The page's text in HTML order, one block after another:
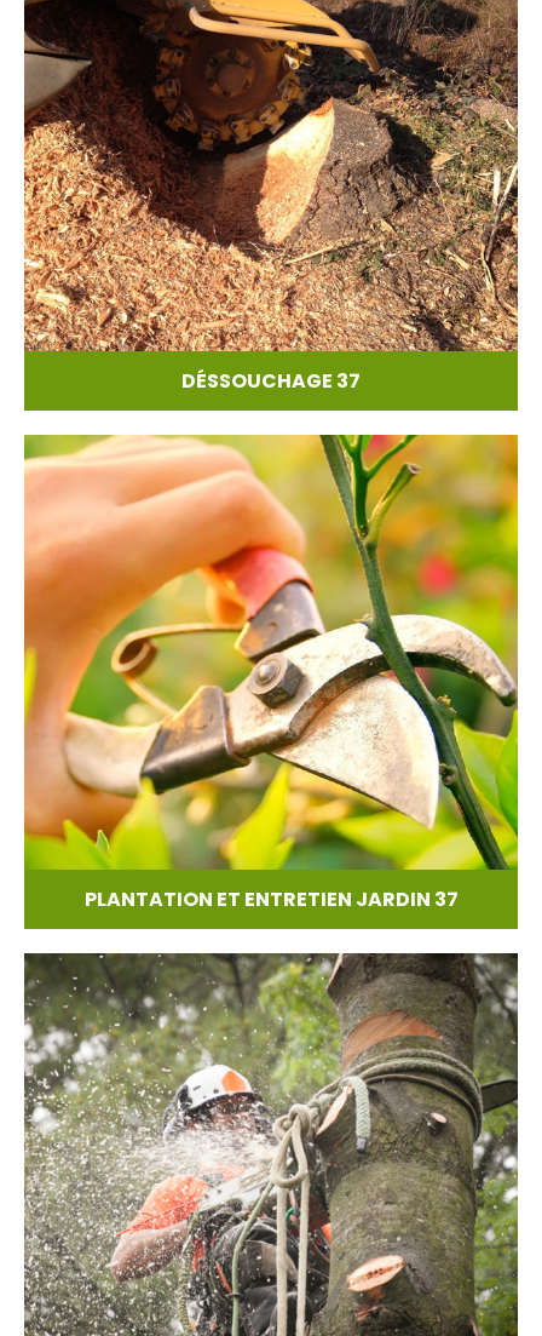
DÉSSOUCHAGE 37
PLANTATION ET ENTRETIEN JARDIN 37